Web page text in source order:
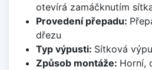
otevírá zamáčknutím
Provedení přepadu:
dřezu
Typ výpusti: Sítková
Způsob montáže: Horní,